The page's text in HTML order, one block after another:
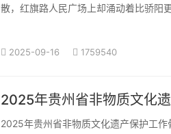
散，红旗路人民广场上却涌动着比骄阳
2025-09-16 1759540
2025年贵州省非物质文化
2025年贵州省非物质文化遗产保护工